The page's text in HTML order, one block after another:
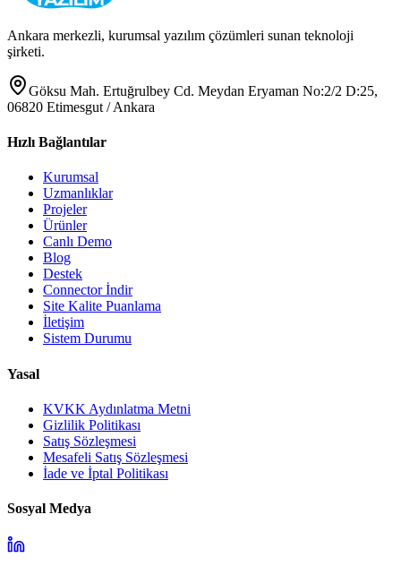
Ankara merkezli, kurumsal yazılım çözümleri sunan teknoloji
şirketi.
Göksu Mah. Ertuğrulbey Cd. Meydan Eryaman No:2/2 D:25,
06820 Etimesgut / Ankara
Hızlı Bağlantılar
Kurumsal
Uzmanlıklar
Projeler
Ürünler
Canlı Demo
Blog
Destek
Connector İndir
Site Kalite Puanlama
İletişim
Sistem Durumu
Yasal
KVKK Aydınlatma Metni
Gizlilik Politikası
Satış Sözleşmesi
Mesafeli Satış Sözleşmesi
İade ve İptal Politikası
Sosyal Medya